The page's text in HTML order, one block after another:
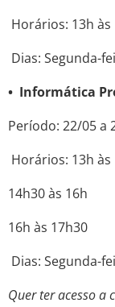
Horários: 13h às
Dias: Segunda-
• Informática
Período: 22/05 a
Horários: 13h às
14h30 às 16h
16h às 17h30
Dias: Segunda-
Quer ter acesso a